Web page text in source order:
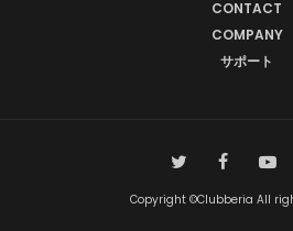
CONTACT
COMPANY
サポート
Copyright ©Clubberia All